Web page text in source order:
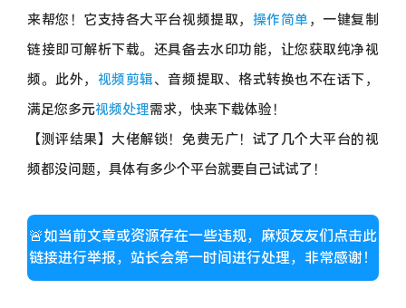
来帮您！它支持各大平台视频提取， 操作简单，一键复制
链接即可解析下载。还具备去水印功能，让您获取纯净视
频。此外， 视频剪辑、音频提取、格式转换也不在话下，
满足您多元视频处理需求，快来下载体验！
【测评结果】大佬解锁！免费无广！试了几个大平台的视
频都没问题，具体有多少个平台就要自己试试了！
🚨如当前文章或资源存在一些违规，麻烦友友们点击此
链接进行举报，站长会第一时间进行处理，非常感谢！